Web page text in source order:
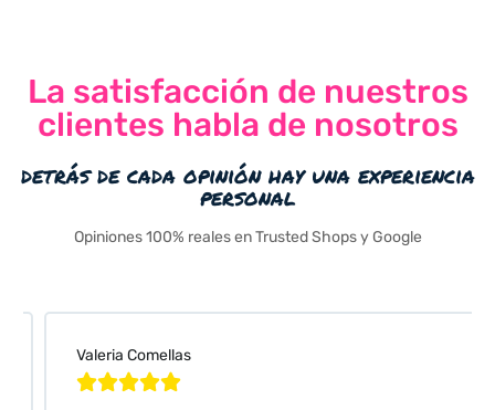
La satisfacción de nuestros
clientes habla de nosotros
detrás de cada opinión hay una experiencia
personal
Opiniones 100% reales en Trusted Shops y Google
Valeria Comellas
